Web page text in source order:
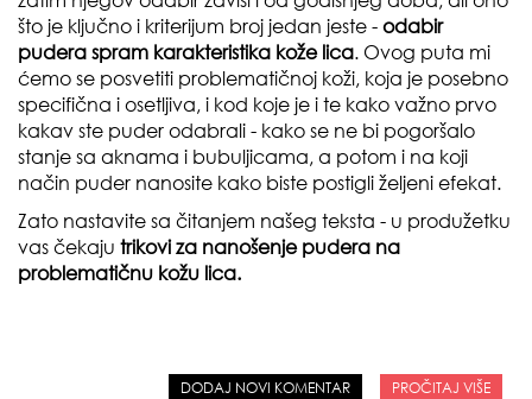
što je ključno i kriterijum broj jedan jeste - odabir
pudera spram karakteristika kože lica. Ovog puta mi
ćemo se posvetiti problematičnoj koži, koja je posebno
specifična i osetljiva, i kod koje je i te kako važno prvo
kakav ste puder odabrali - kako se ne bi pogoršalo
stanje sa aknama i bubuljicama, a potom i na koji
način puder nanosite kako biste postigli željeni efekat.
Zato nastavite sa čitanjem našeg teksta - u produžetku
vas čekaju trikovi za nanošenje pudera na
problematičnu kožu lica.
DODAJ NOVI KOMENTAR PROČITAJ VIŠE